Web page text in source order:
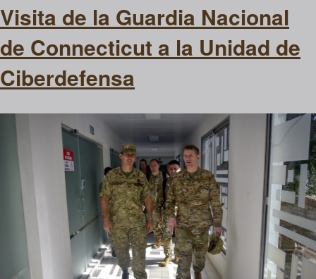
Visita de la Guardia Nacional
de Connecticut a la Unidad de
Ciberdefensa